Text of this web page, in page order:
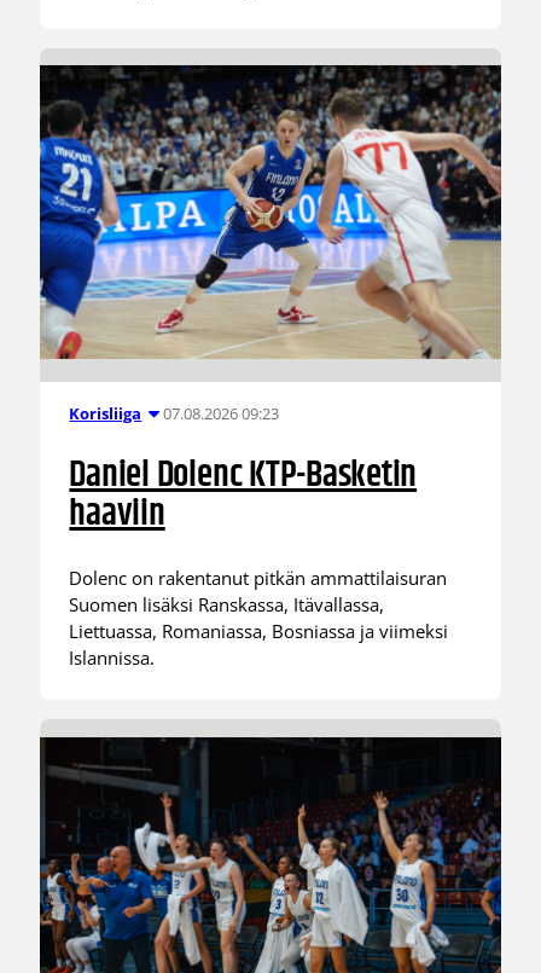
Korisliiga 07.08.2026 09:23
Daniel Dolenc KTP-Basketin
haaviin
Dolenc on rakentanut pitkän ammattilaisuran
Suomen lisäksi Ranskassa, Itävallassa,
Liettuassa, Romaniassa, Bosniassa ja viimeksi
Islannissa.